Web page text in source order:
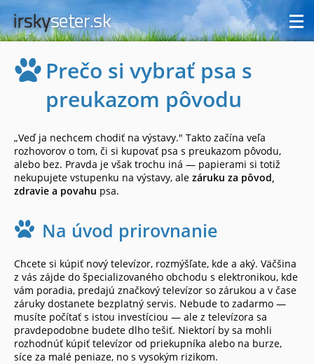
Prečo si vybrať psa s
preukazom pôvodu
„Veď ja nechcem chodiť na výstavy." Takto začína veľa
rozhovorov o tom, či si kupovať psa s preukazom pôvodu,
alebo bez. Pravda je však trochu iná — papierami si totiž
nekupujete vstupenku na výstavy, ale záruku za pôvod,
zdravie a povahu psa.
Na úvod prirovnanie
Chcete si kúpiť nový televízor, rozmýšľate, kde a aký. Väčšina
z vás zájde do špecializovaného obchodu s elektronikou, kde
vám poradia, predajú značkový televízor so zárukou a v čase
záruky dostanete bezplatný servis. Nebude to zadarmo —
musíte počítať s istou investíciou — ale z televízora sa
pravdepodobne budete dlho tešiť. Niektorí by sa mohli
rozhodnúť kúpiť televízor od priekupníka alebo na burze,
síce za malé peniaze, no s vysokým rizikom.